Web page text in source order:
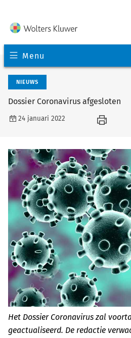
Menu
NIEUWS
Dossier Coronavirus afgesloten
24 januari 2022
Het Dossier Coronavirus zal
geactualiseerd. De redactie